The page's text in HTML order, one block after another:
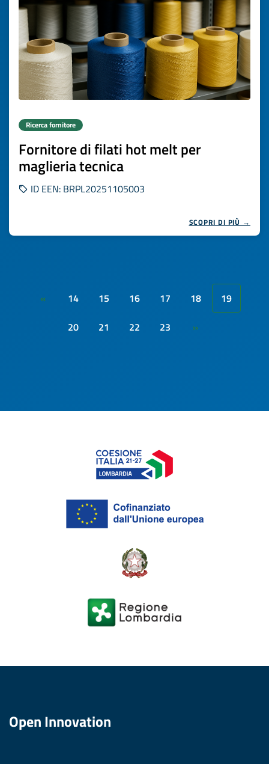
Ricerca fornitore
Fornitore di filati hot melt per
maglieria tecnica
ID EEN: BRPL20251105003
SCOPRI DI PIÙ →
« 14 15 16 17 18
19
20
21 22 23 »
Open Innovation